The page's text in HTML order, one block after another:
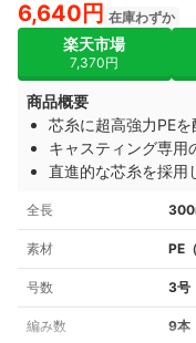
6,640円 在庫わずか
楽天市場
7,370円
商品概要
芯糸に超高強力PE
キャスティング専用
直進的な芯糸を採用
全長
素材 PE
号数 3号
編み数 9本